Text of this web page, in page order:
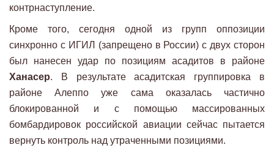
контрнаступление.
Кроме того, сегодня одной из групп оппозиции
синхронно с ИГИЛ (запрещено в России) с двух сторон
был нанесен удар по позициям асадитов в районе
Ханасер. В результате асадитская группировка в
районе Алеппо уже сама оказалась частично
блокированной и с помощью массированных
бомбардировок российской авиации сейчас пытается
вернуть контроль над утраченными позициями.